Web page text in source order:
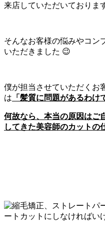
来店していただいておりま
そんなお客様の悩みやコン
いただきました 😉
僕が担当させていただくお
は 「髪質に問題があるわけ
何故なら、本当の原因はご
してきた美容師のカットの